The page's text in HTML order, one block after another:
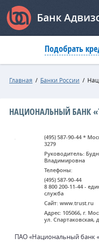
Банк
Подобрать
Главная / Банки России /
НАЦИОНАЛЬНЫЙ БАНК
(495) 587-90-44 *
3279
Руководитель:
Владимировна
Телефоны:
(495) 587-90-44
8 800 200-11-44 -
служба
Сайт: www.trust.ru
Адрес: 105066, г.
ул. Спартаковская,
ПАО «Национальный банк